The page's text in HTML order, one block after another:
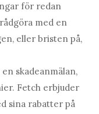
för redan
med en
eller bristen på,
skadeanmälan,
Fetch erbjuder
sina rabatter på